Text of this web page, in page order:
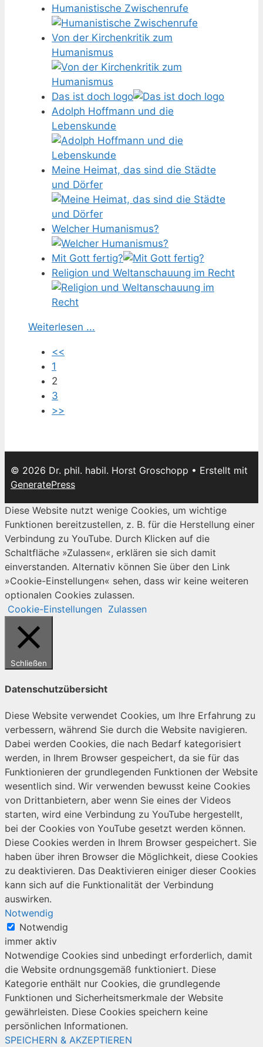
Humanistische Zwischenrufe
Von der Kirchenkritik zum
Humanismus
Das ist doch logo
Adolph Hoffmann und die
Lebenskunde
Meine Heimat, das sind die Städte
und Dörfer
Welcher Humanismus?
Mit Gott fertig?
Religion und Weltanschauung im Recht
Weiterlesen ...
<<
1
2
3
>>
© 2026 Dr. phil. habil. Horst Groschopp • Erstellt mit
GeneratePress
Diese Website nutzt wenige Cookies, um wichtige
Funktionen bereitzustellen, z. B. für die Herstellung einer
Verbindung zu YouTube. Durch Klicken auf die
Schaltfläche »Zulassen«, erklären sie sich damit
einverstanden. Alternativ können Sie über den Link
»Cookie-Einstellungen« sehen, dass wir keine weiteren
optionalen Cookies zulassen.
Cookie-Einstellungen Zulassen
Schließen
Datenschutzübersicht
Diese Website verwendet Cookies, um Ihre Erfahrung zu
verbessern, während Sie durch die Website navigieren.
Dabei werden Cookies, die nach Bedarf kategorisiert
werden, in Ihrem Browser gespeichert, da sie für das
Funktionieren der grundlegenden Funktionen der Website
wesentlich sind. Wir verwenden bewusst keine Cookies
von Drittanbietern, aber wenn Sie eines der Videos
starten, wird eine Verbindung zu YouTube hergestellt,
bei der Cookies von YouTube gesetzt werden können.
Diese Cookies werden in Ihrem Browser gespeichert. Sie
haben über ihren Browser die Möglichkeit, diese Cookies
zu deaktivieren. Das Deaktivieren einiger dieser Cookies
kann sich auf die Funktionalität der Verbindung
auswirken.
Notwendig
Notwendig
immer aktiv
Notwendige Cookies sind unbedingt erforderlich, damit
die Website ordnungsgemäß funktioniert. Diese
Kategorie enthält nur Cookies, die grundlegende
Funktionen und Sicherheitsmerkmale der Website
gewährleisten. Diese Cookies speichern keine
persönlichen Informationen.
SPEICHERN & AKZEPTIEREN